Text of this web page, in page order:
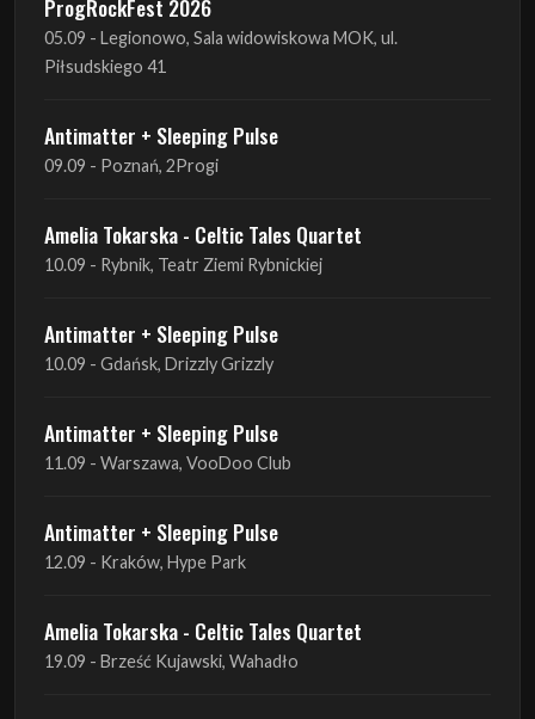
Antimatter + Sleeping Pulse
09.09 - Poznań, 2Progi
Amelia Tokarska - Celtic Tales Quartet
10.09 - Rybnik, Teatr Ziemi Rybnickiej
Antimatter + Sleeping Pulse
Antimatter + Sleeping Pulse
11.09 - Warszawa, VooDoo Club
Antimatter + Sleeping Pulse
12.09 - Kraków, Hype Park
Amelia Tokarska - Celtic Tales Quartet
19.09 - Brześć Kujawski, Wahadło
Liquid Shadows
19.09 - Kościan, Kościańskim Ośrodku Kultury